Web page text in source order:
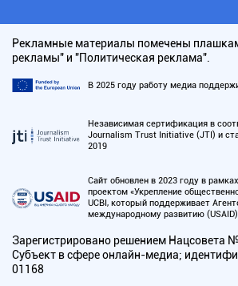
Рекламные материалы помечены
рекламы" и "Политическая реклама".
В 2025 году работу медиа
Независимая сертификация в
Journalism Trust Initiative (JTI) и
2019
Сайт обновлен в 2023 году в
проектом «Укрепление
UCBI, который поддерживает
международному развитию (USAID)
Зарегистрировано решением Нацсовета
Субъект в сфере онлайн-медиа;
01168